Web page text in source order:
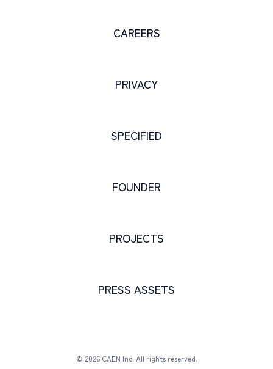
CAREERS
PRIVACY
SPECIFIED
FOUNDER
PROJECTS
PRESS ASSETS
© 2026 CAEN Inc. All rights reserved.